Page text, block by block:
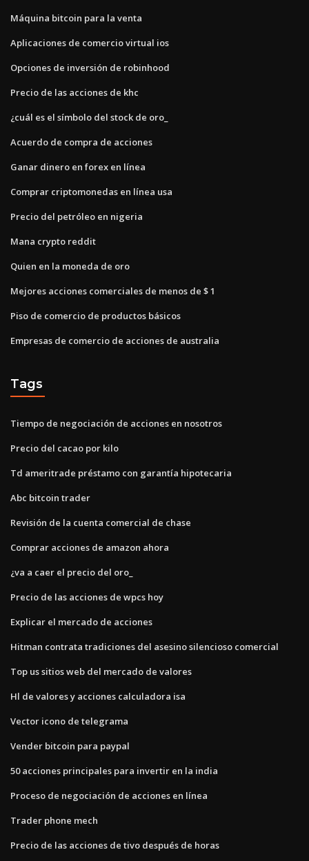
Máquina bitcoin para la venta
Aplicaciones de comercio virtual ios
Opciones de inversión de robinhood
Precio de las acciones de khc
¿cuál es el símbolo del stock de oro_
Acuerdo de compra de acciones
Ganar dinero en forex en línea
Comprar criptomonedas en línea usa
Precio del petróleo en nigeria
Mana crypto reddit
Quien en la moneda de oro
Mejores acciones comerciales de menos de $ 1
Piso de comercio de productos básicos
Empresas de comercio de acciones de australia
Tags
Tiempo de negociación de acciones en nosotros
Precio del cacao por kilo
Td ameritrade préstamo con garantía hipotecaria
Abc bitcoin trader
Revisión de la cuenta comercial de chase
Comprar acciones de amazon ahora
¿va a caer el precio del oro_
Precio de las acciones de wpcs hoy
Explicar el mercado de acciones
Hitman contrata tradiciones del asesino silencioso comercial
Top us sitios web del mercado de valores
Hl de valores y acciones calculadora isa
Vector icono de telegrama
Vender bitcoin para paypal
50 acciones principales para invertir en la india
Proceso de negociación de acciones en línea
Trader phone mech
Precio de las acciones de tivo después de horas